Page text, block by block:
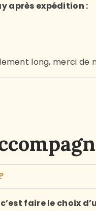
après expédition :
long, merci
faire le choix